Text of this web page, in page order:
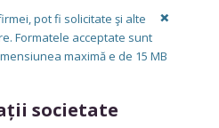
pot fi solicitate şi alte
Formatele acceptate sunt
maximă e de 15 MB
×
societate